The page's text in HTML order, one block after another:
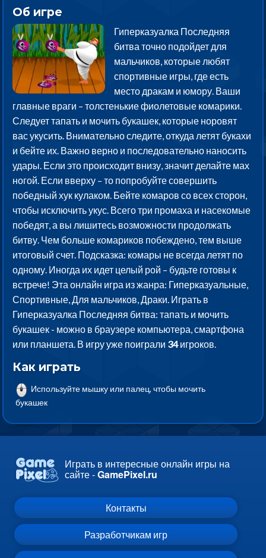
Об игре
Гиперказуалка Последняя
битва точно подойдет для
мальчиков, которые любят
спортивные игры, где есть
место дракам и юмору. Ваши
главные враги – толстенькие фиолетовые комарики.
Следует тапать и мочить букашек, которые норовят
вас укусить. Внимательно следите, откуда летят букахи
и бейте их. Важно верно и последовательно наносить
удары. Если это происходит внизу, значит делайте мах
ногой. Если вверху – то попробуйте совершить
победный хук кулаком. Бейте комаров со всех сторон,
чтобы исключить укус. Всего три промаха и насекомые
победят, а вы лишитесь возможности продолжать
битву. Чем больше комариков побеждено, тем выше
итоговый счет. Подсказка: комары не всегда летят по
одному. Иногда их идет целый рой – будьте готовы к
встрече! Эта онлайн игра из жанра: Гиперказуальные,
Спортивные, Для мальчиков, Драки. Играть в
Гиперказуалка Последняя битва: тапать и мочить
букашек - можно в браузере компьютера, смартфона
или планшета. В игру уже поиграли 34игроков.
Как играть
Используйте мышку или палец, чтобы мочить
букашек
Играть в интересные онлайн игры на
сайте -GamePixel.ru
Контакты
Разработчикам игр